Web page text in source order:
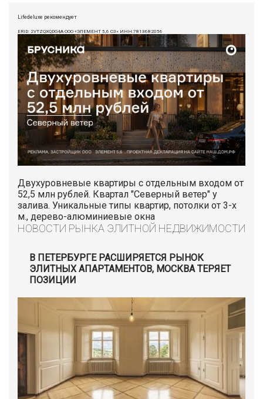
Lifedeluxe рекомендует
ERID: 2VTZQXQDG4A ООО «ЭЛЕМЕНТ 5,6 СЗ» ИНН:7813682056
Двухуровневые квартиры с отдельным входом от
52,5 млн рублей. Квартал "Северный ветер" у
залива. Уникальные типы квартир, потолки от 3-х
м., дерево-алюминиевые окна
НОВОСТИ РЫНКА ЭЛИТНОЙ НЕДВИЖИМОСТИ
В ПЕТЕРБУРГЕ РАСШИРЯЕТСЯ РЫНОК
ЭЛИТНЫХ АПАРТАМЕНТОВ, МОСКВА ТЕРЯЕТ
ПОЗИЦИИ